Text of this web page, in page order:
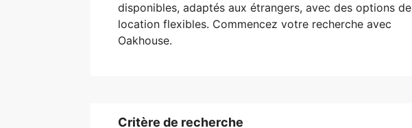
disponibles, adaptés aux étrangers, avec des options de
location flexibles. Commencez votre recherche avec
Oakhouse.
Critère de recherche